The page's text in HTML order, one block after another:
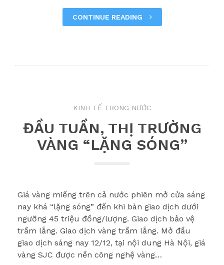
CONTINUE READING
KINH TẾ TRONG NƯỚC
ĐẦU TUẦN, THỊ TRƯỜNG
VÀNG “LẶNG SÓNG”
Giá vàng miếng trên cả nước phiên mở cửa sáng
nay khá “lặng sóng” đến khi bàn giao dịch dưới
ngưỡng 45 triệu đồng/lượng. Giao dịch bảo vệ
trầm lắng. Giao dịch vàng trầm lắng. Mở đầu
giao dịch sáng nay 12/12, tại nội dung Hà Nội, giá
vàng SJC được nền công nghệ vàng…